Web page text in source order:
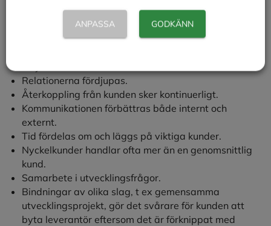
leverantör och kund.
Genom flexibiliteten skaffas nya kunder.
Långsiktig lojalitet ökar.
Relationerna fördjupas.
Återkoppling från kunden sker kontinuerligt.
Kommunikationen förbättras både internt och
externt.
Tid fördelas om och läggs på viktiga kunder.
Nyckelkunder handlar ofta mer än en genomsnittlig
kund.
Samarbete i utvecklingsfrågor.
Bindningar av olika slag, t ex gemensamma
utvecklingsprojekt, gör det svårare för kunden att
byta leverantör eftersom det är förknippat med
ANPASSA GODKÄNN